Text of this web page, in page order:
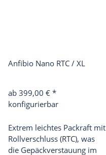
Anfibio Nano RTC / XL
ab 399,00 € *
konfigurierbar
Extrem leichtes Packraft mit
Rollverschluss (RTC), was
die Gepäckverstauung im